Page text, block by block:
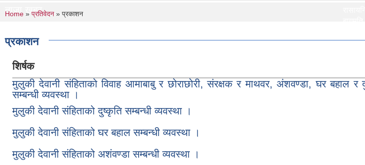
ताजा खबर
मृगौला
You are here
Home » प्रतिवेदन » प्रकाशन
प्रकाशन
शिर्षक
मुलुकी देवानी संहिताको विवाह आमाबाबु र छोराछोरी, संरक्षक र माथवर, अंशवण्डा, घर बहाल र
सम्बन्धी व्यवस्था ।
मुलुकी देवानी संहिताको दुष्कृति सम्बन्धी व्यवस्था ।
मुलुकी देवानी संहिताको घर बहाल सम्बन्धी व्यवस्था ।
मुलुकी देवानी संहिताको अशंवण्डा सम्बन्धी व्यवस्था ।